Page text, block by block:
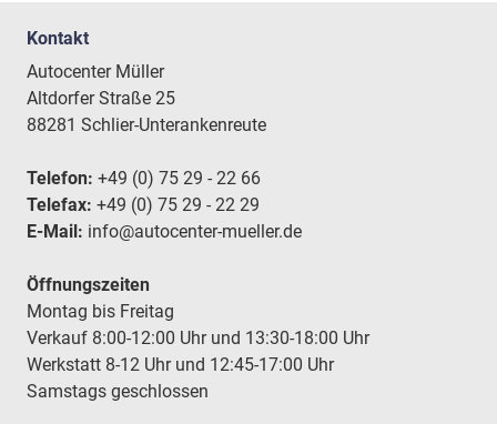
Kontakt
Autocenter Müller
Altdorfer Straße 25
88281 Schlier-Unterankenreute
Telefon: +49 (0) 75 29 - 22 66
Telefax: +49 (0) 75 29 - 22 29
E-Mail: info@autocenter-mueller.de
Öffnungszeiten
Montag bis Freitag
Verkauf 8:00-12:00 Uhr und 13:30-18:00 Uhr
Werkstatt 8-12 Uhr und 12:45-17:00 Uhr
Samstags geschlossen